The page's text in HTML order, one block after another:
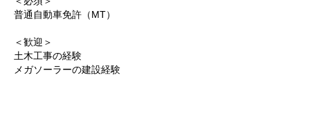
普通自動車免許（MT）
＜歓迎＞
土木工事の経験
メガソーラーの建設経験